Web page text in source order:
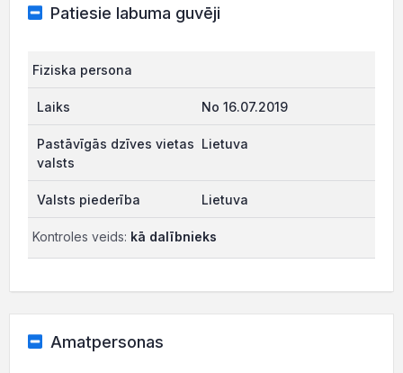
Patiesie labuma guvēji
Fiziska persona
No 16.07.2019
Lietuva
Lietuva
Kontroles veids: kā dalībnieks
Amatpersonas